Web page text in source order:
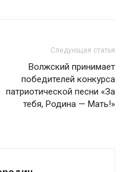
Следующая статья
Волжский принимает
победителей конкурса
патриотической песни «За
тебя, Родина — Мать!»